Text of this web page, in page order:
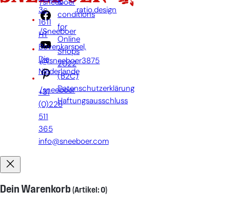
/sneeboer
/Sneeboer
/@sneeboer3875
/sneeboer
3c,
1611
HT
Bovenkarspel,
Die
Niederlande
+31
(0)228
511
365
info@sneeboer.com
&
conditions
for
Online
Shops
2022
(B2C)
Datenschutzerklärung
Haftungsausschluss
ratio.design
Dein Warenkorb (Artikel: 0)